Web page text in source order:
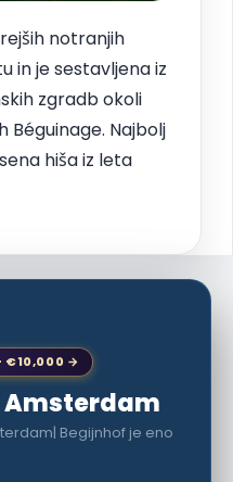
notranjih
in je sestavljena iz
zgradb okoli
Béguinage. Najbolj
hiša iz leta
€10,000 →
Amsterdam
Begijnhof je eno